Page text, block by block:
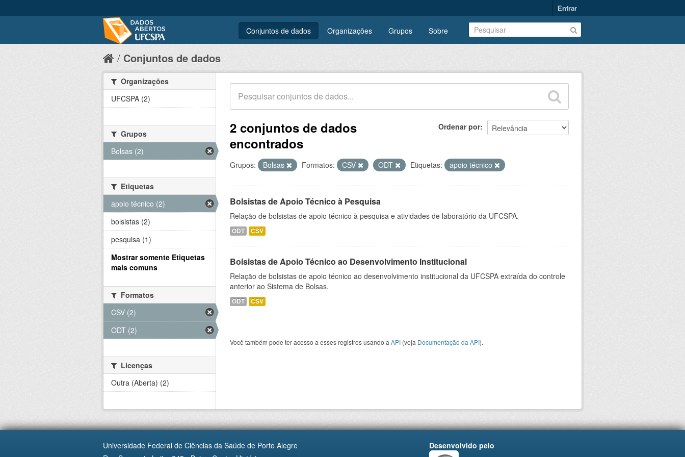
Entrar
Conjuntos de dados Organizações Grupos Sobre
Conjuntos de dados
Ordenar por
2 conjuntos de dados
encontrados
Grupos: Bolsas Formatos: CSV ODT Etiquetas: apoio técnico
Bolsistas de Apoio Técnico à Pesquisa
Relação de bolsistas de apoio técnico à pesquisa e atividades de laboratório da UFCSPA.
ODT CSV
Bolsistas de Apoio Técnico ao Desenvolvimento Institucional
Relação de bolsistas de apoio técnico ao desenvolvimento institucional da UFCSPA extraída do controle
anterior ao Sistema de Bolsas.
ODT CSV
Você também pode ter acesso a esses registros usando a API (veja Documentação da API).
Organizações
UFCSPA (2)
Grupos
Bolsas (2)
Etiquetas
apoio técnico (2)
bolsistas (2)
pesquisa (1)
Mostrar somente Etiquetas
mais comuns
Formatos
CSV (2)
ODT (2)
Licenças
Outra (Aberta) (2)
Universidade Federal de Ciências da Saúde de Porto Alegre
Desenvolvido pelo